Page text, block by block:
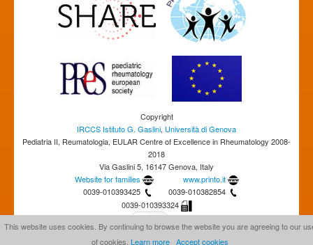
Copyright
IRCCS Istituto G. Gaslini, Università di Genova
Pediatria II, Reumatologia, EULAR Centre of Excellence in Rheumatology 2008-
2018
Via Gaslini 5, 16147 Genova, Italy
www.printo.it
Website for families
0039-010382854
0039-010393425
0039-010393324
This website uses cookies. By continuing to browse the website you are agreeing to our
of cookies. Learn more Accept cookies